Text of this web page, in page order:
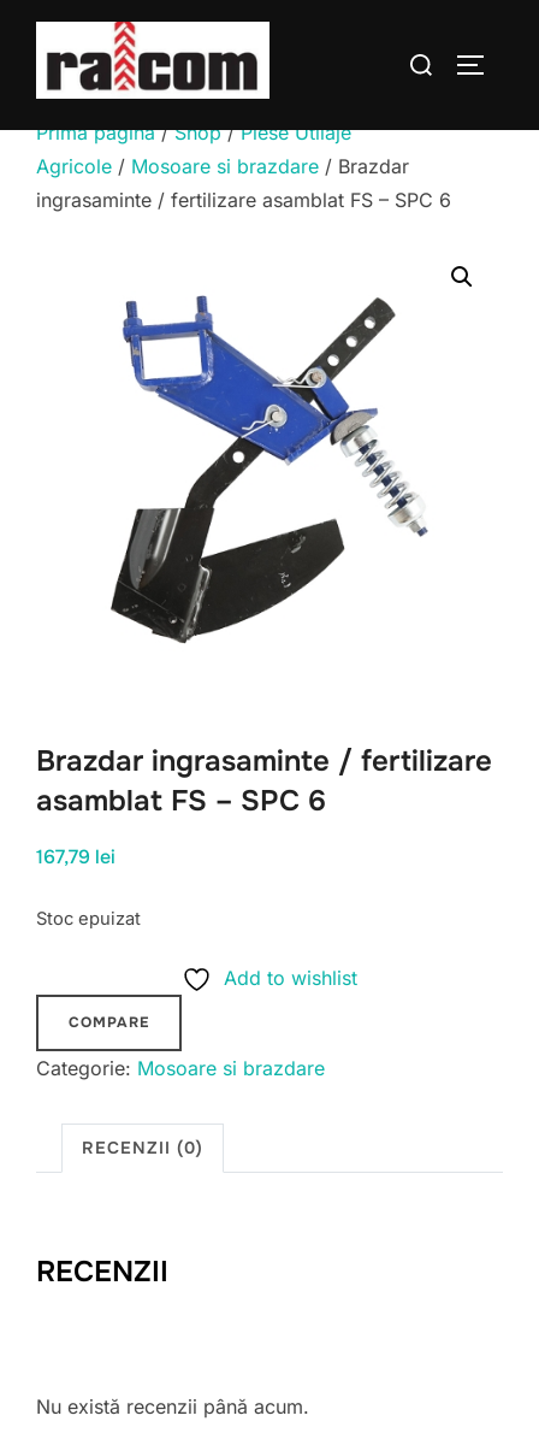
conținut
Caută
Prima pagină/Shop/Piese Utilaje
Agricole / Mosoare si brazdare / Brazdar
ingrasaminte / fertilizare asamblat FS – SPC 6
Brazdar ingrasaminte / fertilizare
asamblat FS – SPC 6
167,79 lei
Stoc epuizat
Add to wishlist
COMPARE
Categorie: Mosoare si brazdare
RECENZII (0)
RECENZII
Nu există recenzii până acum.